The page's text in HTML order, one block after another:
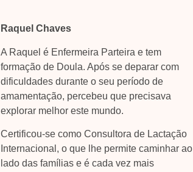
Raquel Chaves
A Raquel é Enfermeira Parteira e tem
formação de Doula. Após se deparar com
dificuldades durante o seu período de
amamentação, percebeu que precisava
explorar melhor este mundo.
Certificou-se como Consultora de Lactação
Internacional, o que lhe permite caminhar ao
lado das famílias e é cada vez mais